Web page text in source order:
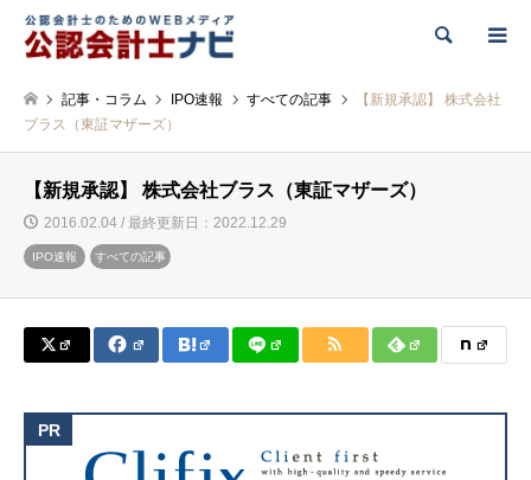
検索
記事・コラム IPO速報 すべての記事
【新規承認】 株式会社
ブラス（東証マザーズ）
【新規承認】 株式会社ブラス（東証マザーズ）
2016.02.04 / 最終更新日：2022.12.29
IPO速報 すべての記事